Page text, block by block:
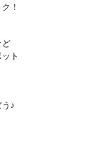
！
ど
ト
♪